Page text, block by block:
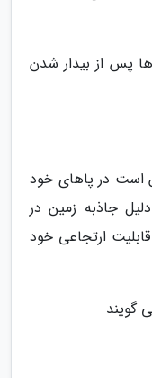
پس از بیدار شدن
است در پاهای خود
جاذبه زمین در
ارتجاعی خود
گویند